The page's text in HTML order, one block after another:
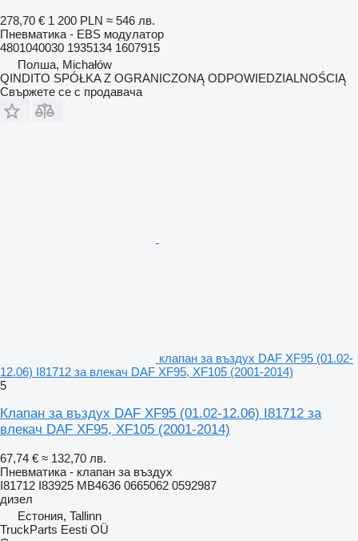
278,70 € 1 200 PLN ≈ 546 лв.
Пневматика - EBS модулатор
4801040030 1935134 1607915
Полша, Michałów
QINDITO SPÓŁKA Z OGRANICZONĄ ODPOWIEDZIALNOŚCIĄ
Свържете се с продавача
клапан за въздух DAF XF95 (01.02-
12.06) I81712 за влекач DAF XF95, XF105 (2001-2014)
5
Клапан за въздух DAF XF95 (01.02-12.06) I81712 за
влекач DAF XF95, XF105 (2001-2014)
67,74 € ≈ 132,70 лв.
Пневматика - клапан за въздух
I81712 I83925 MB4636 0665062 0592987
дизел
Естония, Tallinn
TruckParts Eesti OÜ